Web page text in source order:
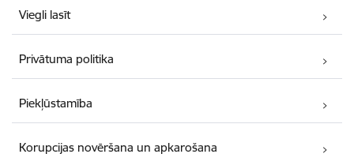
Viegli lasīt
Privātuma politika
Piekļūstamība
Korupcijas novēršana un apkarošana